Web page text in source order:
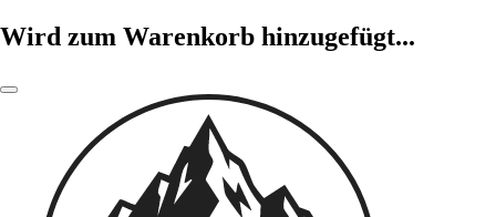
Wird zum Warenkorb hinzugefügt...